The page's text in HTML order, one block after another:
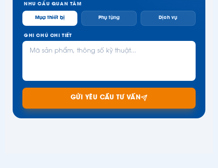
NHU CẦU QUAN TÂM
Mua thiết bị Phụ tùng Dịch vụ
GHI CHÚ CHI TIẾT
GỬI YÊU CẦU TƯ VẤN